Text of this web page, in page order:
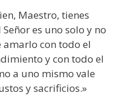
Maestro, tienes
es uno solo y no
amarlo con todo el
y con todo el
a uno mismo vale
y sacrificios.»